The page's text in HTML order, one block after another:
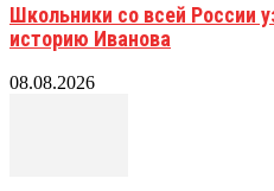
Школьники со всей России
историю Иванова
08.08.2026